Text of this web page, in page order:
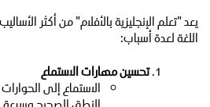
يعد "تعلم الإنجليزية بالأفلام" من أكثر
اللغة لعدة أسباب:
تحسين مهارات الاستماع
الاستماع إلى